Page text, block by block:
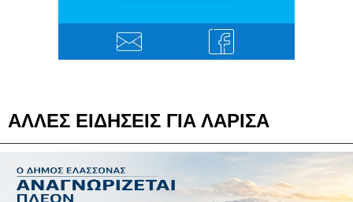
ΑΛΛΕΣ ΕΙΔΗΣΕΙΣ ΓΙΑ ΛΑΡΙΣΑ